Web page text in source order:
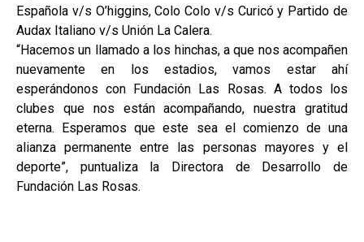
Española v/s O’higgins, Colo Colo v/s Curicó y Partido de
Audax Italiano v/s Unión La Calera.
“Hacemos un llamado a los hinchas, a que nos acompañen
nuevamente en los estadios, vamos estar ahí
esperándonos con Fundación Las Rosas. A todos los
clubes que nos están acompañando, nuestra gratitud
eterna. Esperamos que este sea el comienzo de una
alianza permanente entre las personas mayores y el
deporte”, puntualiza la Directora de Desarrollo de
Fundación Las Rosas.